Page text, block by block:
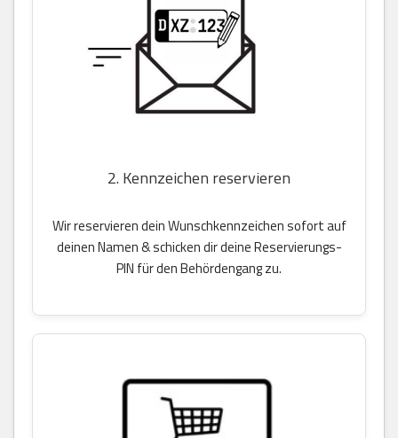
2. Kennzeichen reservieren
Wir reservieren dein Wunschkennzeichen sofort auf
deinen Namen & schicken dir deine Reservierungs-
PIN für den Behördengang zu.